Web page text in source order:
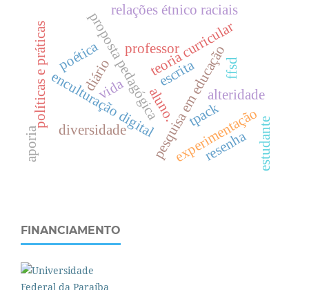
proposta pedagógica
enculturação digitalpesquisa em educação
escrita
diversidade
tpack
alteridade
poética teoria curricular
relações étnico raciais
políticas e práticas ffsd
vida
experimentação
professor
aluno.
resenha estudante
diário
aporia
FINANCIAMENTO